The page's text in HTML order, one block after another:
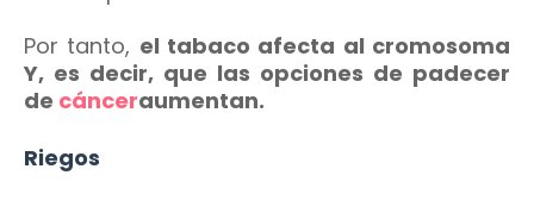
Por tanto, el tabaco afecta al cromosoma
Y, es decir, que las opciones de padecer
de cánceraumentan.
Riegos